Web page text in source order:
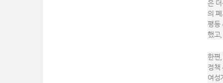
은
의
평등
했고
한편
정책
여성